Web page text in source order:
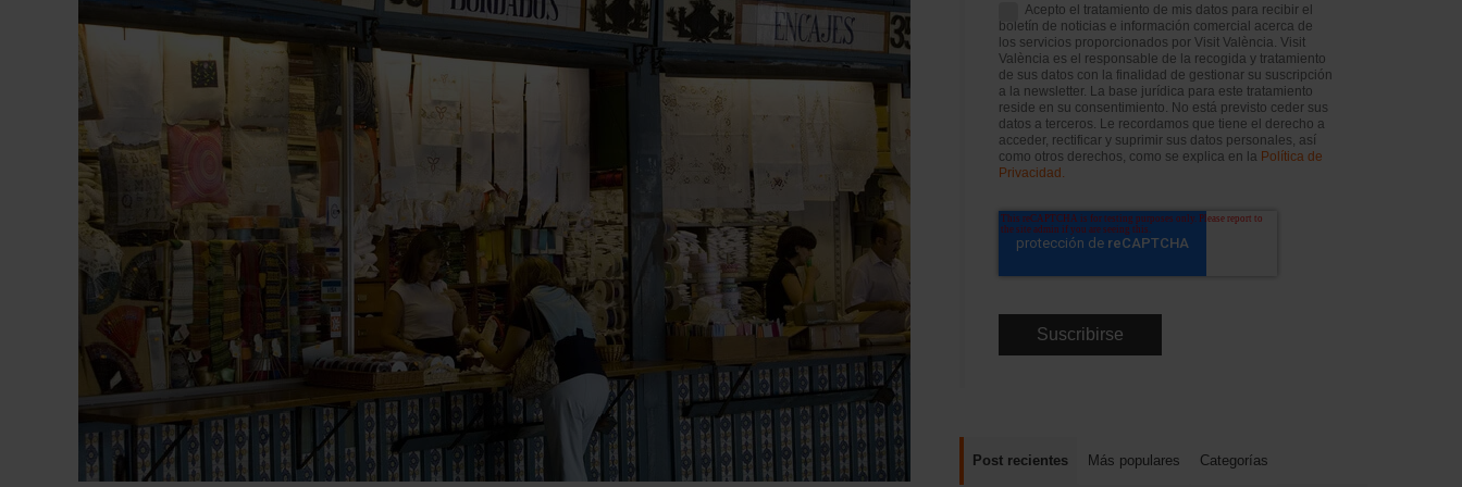
Acepto el tratamiento de mis datos para recibir el
boletín de noticias e información comercial acerca de
los servicios proporcionados por Visit València. Visit
València es el responsable de la recogida y tratamiento
de sus datos con la finalidad de gestionar su suscripción
a la newsletter. La base jurídica para este tratamiento
reside en su consentimiento. No está previsto ceder sus
datos a terceros. Le recordamos que tiene el derecho a
acceder, rectificar y suprimir sus datos personales, así
como otros derechos, como se explica en la Política de
Privacidad.
Post recientes Más populares Categorías